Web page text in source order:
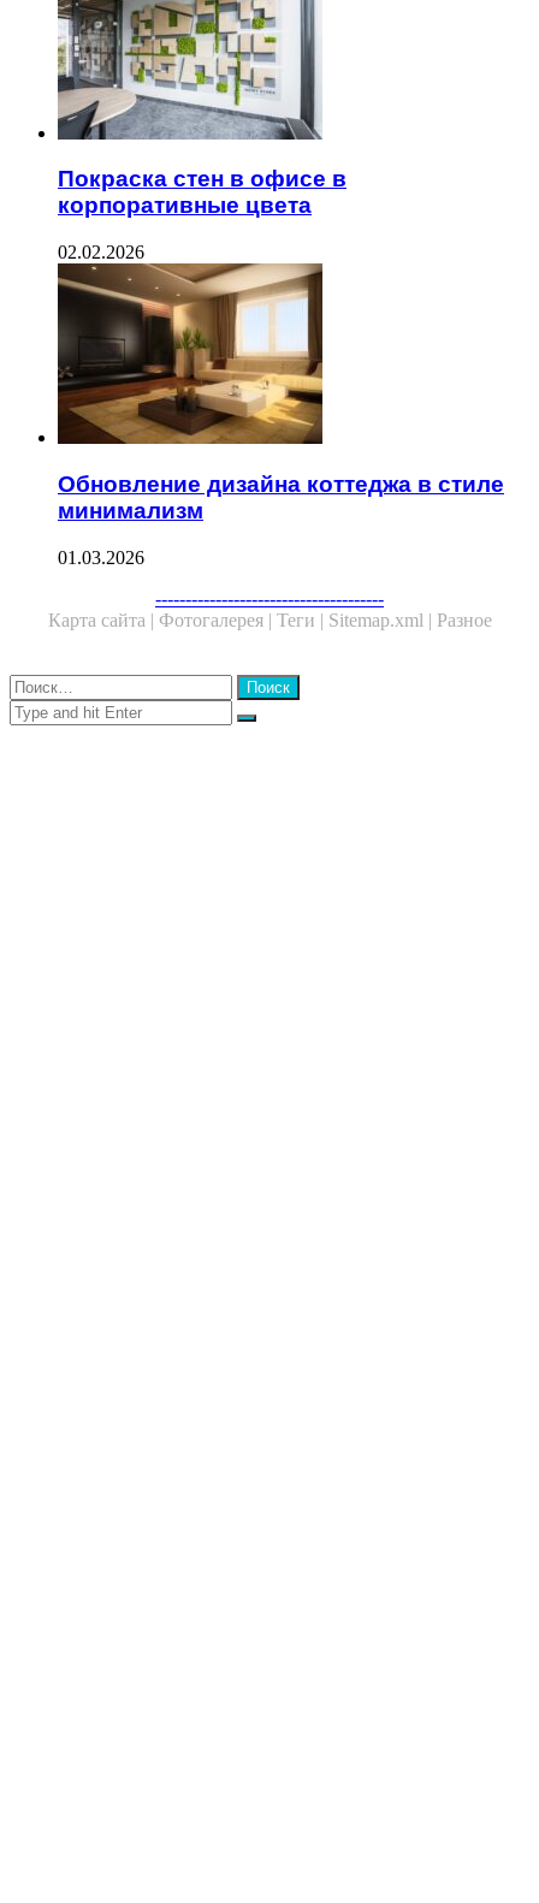
Покраска стен в офисе в
корпоративные цвета
02.02.2026
Обновление дизайна коттеджа в стиле
минимализм
01.03.2026
--------------------------------------
Карта сайта | Фотогалерея | Теги | Sitemap.xml | Разное
Close
Найти:
Close
Search